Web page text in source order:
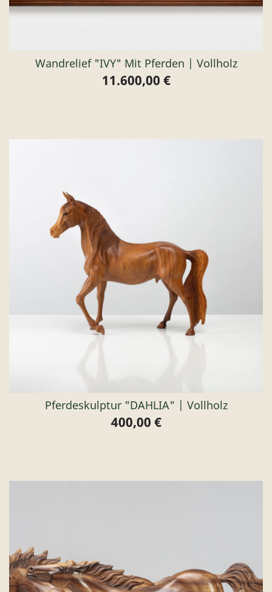
Wandrelief "IVY" Mit Pferden | Vollholz
Preis
11.600,00 €
Pferdeskulptur "DAHLIA" | Vollholz
Preis
400,00 €